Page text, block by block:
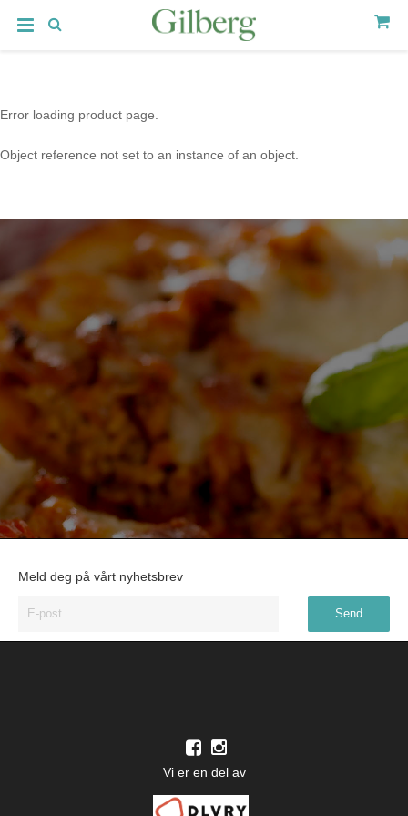
Error loading product page.
Object reference not set to an instance of an object.
Meld deg på vårt nyhetsbrev
Vi er en del av